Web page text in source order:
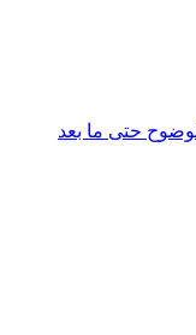
حتى ما بعد